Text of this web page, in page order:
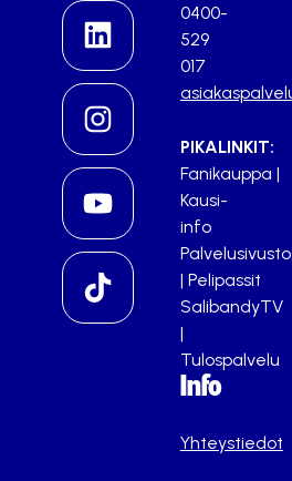
0400-
529
017
PIKALINKIT:
Fanikauppa |
Kausi-
info
Palvelusivusto
| Pelipassit
SalibandyTV
|
Tulospalvelu
Info
Yhteystiedot